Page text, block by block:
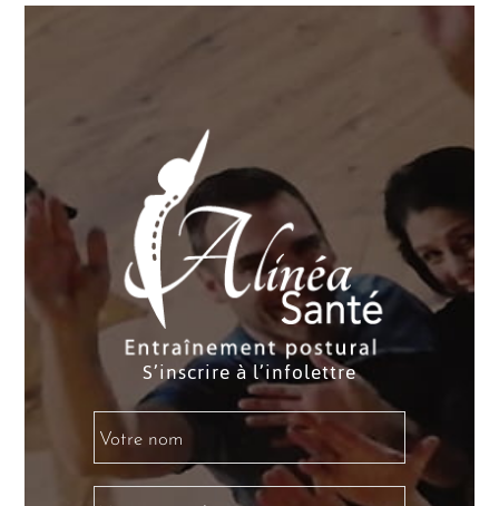
S’inscrire à l’infolettre